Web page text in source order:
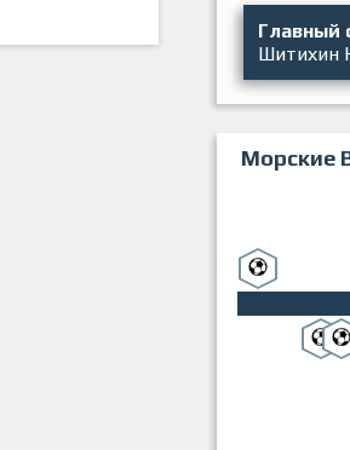
Главный
Шитихин
Морские